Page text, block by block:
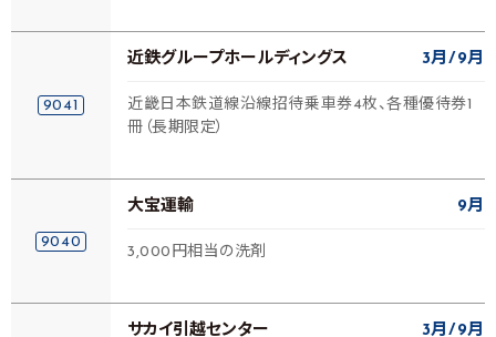
9041
近鉄グループホールディングス 3月 9月
近畿日本鉄道線沿線招待乗車券4枚、各種優待券1
冊（長期限定）
9040
大宝運輸 9月
3,000円相当の洗剤
サカイ引越センター 3月 9月